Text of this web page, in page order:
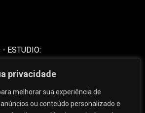
privacidade
melhorar sua experiência de
ou conteúdo personalizado e
ESTUDIO: